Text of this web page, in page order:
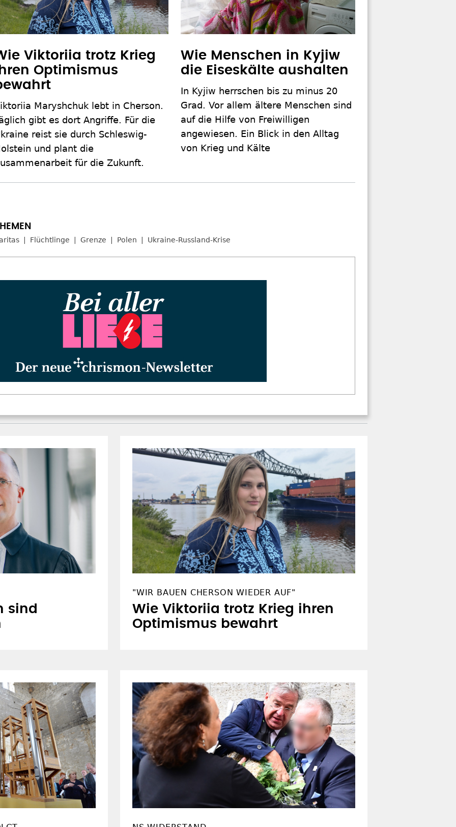
Viktoriia trotz Krieg
Optimismus
Maryshchuk lebt in Cherson.
gibt es dort Angriffe. Für die
reist sie durch Schleswig-
und plant die
für die Zukunft.
Wie Menschen in Kyjiw
die Eiseskälte aushalten
In Kyjiw herrschen bis zu minus 20
Grad. Vor allem ältere Menschen sind
auf die Hilfe von Freiwilligen
angewiesen. Ein Blick in den Alltag
von Krieg und Kälte
Flüchtlinge Grenze Polen Ukraine-Russland-Krise
sind
"WIR BAUEN CHERSON WIEDER AUF"
Wie Viktoriia trotz Krieg ihren
Optimismus bewahrt